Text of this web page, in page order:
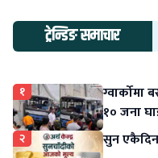
ट्रेन्डिङ समाचार
१
१० जना
२ सुन